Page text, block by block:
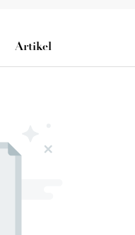
Artikel